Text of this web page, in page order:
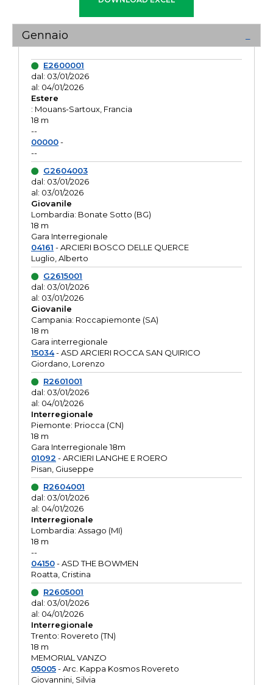
Gennaio
E2600001
dal: 03/01/2026
al: 04/01/2026
Estere
: Mouans-Sartoux, Francia
18 m
--
00000-
--
G2604003
dal: 03/01/2026
al: 03/01/2026
Giovanile
Lombardia: Bonate Sotto (BG)
18 m
Gara Interregionale
04161 - ARCIERI BOSCO DELLE QUERCE
Luglio, Alberto
G2615001
dal: 03/01/2026
al: 03/01/2026
Giovanile
Campania: Roccapiemonte (SA)
18 m
Gara interregionale
15034- ASD ARCIERI ROCCA SAN QUIRICO
Giordano, Lorenzo
R2601001
dal: 03/01/2026
al: 04/01/2026
Interregionale
Piemonte: Priocca (CN)
18 m
Gara Interregionale 18m
01092 - ARCIERI LANGHE E ROERO
Pisan, Giuseppe
R2604001
dal: 03/01/2026
al: 04/01/2026
Interregionale
Lombardia: Assago (MI)
18 m
--
04150- ASD THE BOWMEN
Roatta, Cristina
R2605001
dal: 03/01/2026
al: 04/01/2026
Interregionale
Trento: Rovereto (TN)
18 m
MEMORIAL VANZO
05005- Arc. Kappa Kosmos Rovereto
Giovannini, Silvia